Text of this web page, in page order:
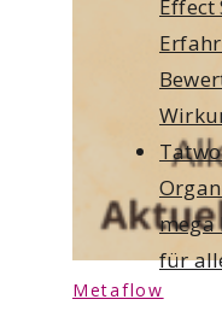
Metaflow
mega
für